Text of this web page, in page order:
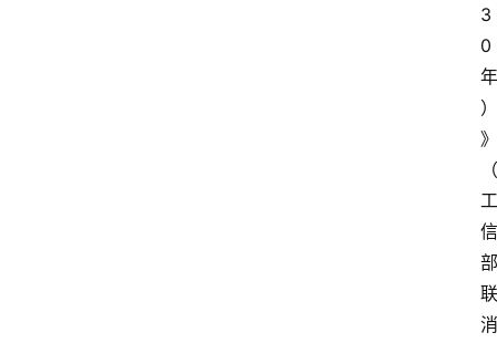
3
0
年
）
》
（
工
信
部
联
消